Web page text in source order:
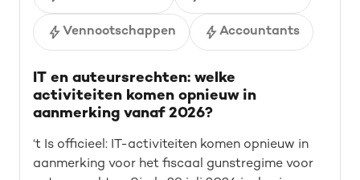
Vennootschappen Accountants
IT en auteursrechten: welke
activiteiten komen opnieuw in
aanmerking vanaf 2026?
‘t Is officieel: IT-activiteiten komen opnieuw in
aanmerking voor het fiscaal gunstregime voor